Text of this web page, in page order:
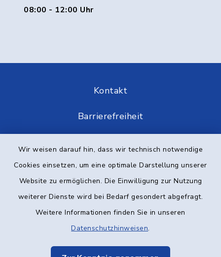
Wir weisen darauf hin, dass wir technisch notwendige
Cookies einsetzen, um eine optimale Darstellung unserer
Website zu ermöglichen. Die Einwilligung zur Nutzung
weiterer Dienste wird bei Bedarf gesondert abgefragt.
Weitere Informationen finden Sie in unseren
Datenschutzhinweisen.
08:00 - 12:00 Uhr
Kontakt
Barrierefreiheit
Impressum
Elektronische Kommunikation
Sitemap
Cookie-Einstellungen